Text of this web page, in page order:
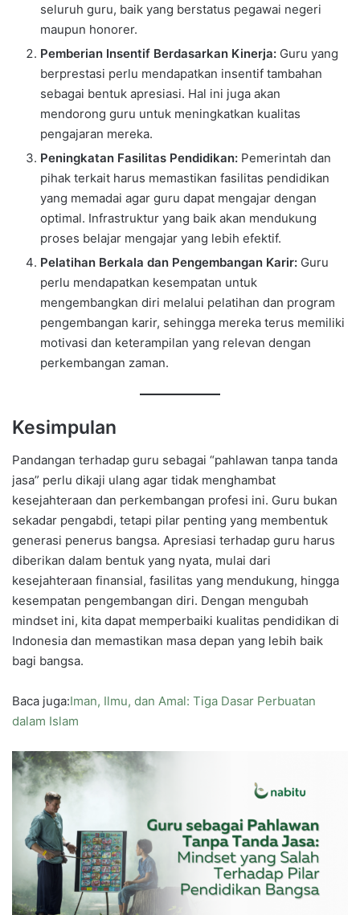
seluruh guru, baik yang berstatus pegawai negeri
maupun honorer.
Pemberian Insentif Berdasarkan Kinerja: Guru yang
berprestasi perlu mendapatkan insentif tambahan
sebagai bentuk apresiasi. Hal ini juga akan
mendorong guru untuk meningkatkan kualitas
pengajaran mereka.
Peningkatan Fasilitas Pendidikan: Pemerintah dan
pihak terkait harus memastikan fasilitas pendidikan
yang memadai agar guru dapat mengajar dengan
optimal. Infrastruktur yang baik akan mendukung
proses belajar mengajar yang lebih efektif.
Pelatihan Berkala dan Pengembangan Karir: Guru
perlu mendapatkan kesempatan untuk
mengembangkan diri melalui pelatihan dan program
pengembangan karir, sehingga mereka terus memiliki
motivasi dan keterampilan yang relevan dengan
perkembangan zaman.
Kesimpulan
Pandangan terhadap guru sebagai “pahlawan tanpa tanda
jasa” perlu dikaji ulang agar tidak menghambat
kesejahteraan dan perkembangan profesi ini. Guru bukan
sekadar pengabdi, tetapi pilar penting yang membentuk
generasi penerus bangsa. Apresiasi terhadap guru harus
diberikan dalam bentuk yang nyata, mulai dari
kesejahteraan finansial, fasilitas yang mendukung, hingga
kesempatan pengembangan diri. Dengan mengubah
mindset ini, kita dapat memperbaiki kualitas pendidikan di
Indonesia dan memastikan masa depan yang lebih baik
bagi bangsa.
Baca juga:Iman, Ilmu, dan Amal: Tiga Dasar Perbuatan
dalam Islam